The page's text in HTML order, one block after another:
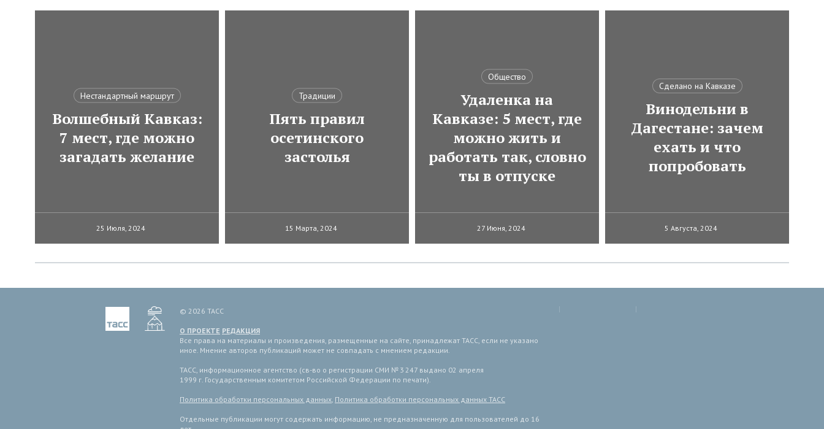
Нестандартный маршрут
Волшебный Кавказ:
7 мест, где можно
загадать желание
25 Июля, 2024
Традиции
Пять правил
осетинского
застолья
15 Марта, 2024
Общество
Удаленка на
Кавказе: 5 мест, где
можно жить и
работать так, словно
ты в отпуске
27 Июня, 2024
Сделано на Кавказе
Винодельни в
Дагестане: зачем
ехать и что
попробовать
5 Августа, 2024
© 2026 ТАСС
О ПРОЕКТЕ РЕДАКЦИЯ
Все права на материалы и произведения, размещенные на сайте, принадлежат ТАСС, если не указано
иное. Мнение авторов публикаций может не совпадать с мнением редакции.
ТАСС, информационное агентство (св-во о регистрации СМИ № 3 247 выдано 02 апреля
1999 г. Государственным комитетом Российской Федерации по печати).
Политика обработки персональных данных, Политика обработки персональных данных ТАСС
Отдельные публикации могут содержать информацию, не предназначенную для пользователей до 16